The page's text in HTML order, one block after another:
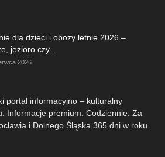
dla dzieci i obozy letnie 2026 –
jezioro czy...
2026
portal informacyjno – kulturalny
Informacje premium. Codziennie. Za
i Dolnego Śląska 365 dni w roku.